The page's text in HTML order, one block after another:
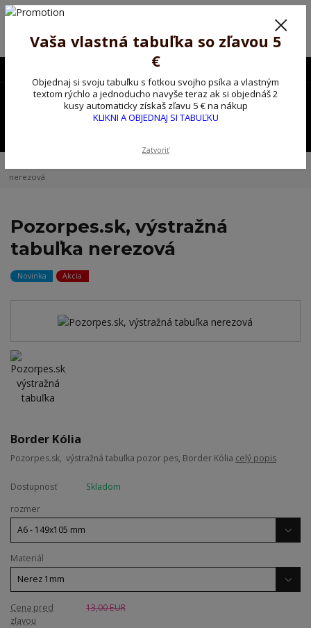
Poprosíme ctených zákazníkov o trpezlivosť, v tomto období máme
Preto sme Vám pripravili malý darček ako ospravedlnenie.
!!! ZĽAVA 5€ na PRVÚ objednávku nad 30€ s kódom pozorpes5 !!!
0,00 EUR
nerezová
Pozorpes.sk, výstražná
tabuľka nerezová
Novinka Akcia
Border Kólia
Pozorpes.sk, výstražná tabuľka pozor pes, Border Kólia celý popis
Dostupnosť
Skladom
rozmer
Materiál
Cena pred
zľavou
13,00 EUR
Vaša vlastná tabuľka so zľavou 5
€
Objednaj si svoju tabuľku s fotkou svojho psíka a vlastným
textom rýchlo a jednoducho navyše teraz ak si objednáš 2
kusy automaticky získaš zľavu 5 € na nákup
KLIKNI A OBJEDNAJ SI TABUĽKU
Zatvoriť